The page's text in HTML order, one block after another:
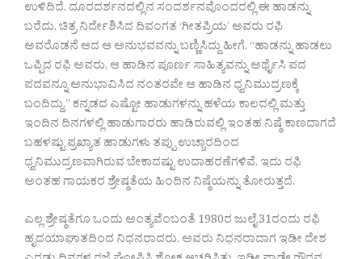
ಉಳಿದಿದೆ. ದೂರದರ್ಶನದಲ್ಲಿನ ಸಂದರ್ಶನವೊಂದರಲ್ಲಿ ಈ ಹಾಡನ್ನು
ಬರೆದು, ಚಿತ್ರ ನಿರ್ದೇಶಿಸಿದ ದಿವಂಗತ ‘ಗೀತಪ್ರಿಯ’ ಅವರು ರಫಿ
ಅವರೊಡನೆ ಆದ ಆ ಅನುಭವವನ್ನು ಬಣ್ಣಿಸಿದ್ದು ಹೀಗೆ. “ಹಾಡನ್ನು ಹಾಡಲು
ಒಪ್ಪಿದ ರಫಿ ಅವರು, ಆ ಹಾಡಿನ ಪೂರ್ಣ ಸಾಹಿತ್ಯವನ್ನು ಅರ್ಥೈಸಿ ಪದ
ಪದವನ್ನೂ ಅನುಭಾವಿಸಿದ ನಂತರವೇ ಆ ಹಾಡಿನ ಧ್ವನಿಮುದ್ರಣಕ್ಕೆ
ಬಂದಿದ್ದು.” ಕನ್ನಡದ ಎಷ್ಟೋ ಹಾಡುಗಳನ್ನು ಹಳೆಯ ಕಾಲದಲ್ಲಿ ಮತ್ತು
ಇಂದಿನ ದಿನಗಳಲ್ಲಿ ಹಾಡುಗಾರರು ಹಾಡಿರುವಲ್ಲಿ ಇಂತಹ ನಿಷ್ಠೆ ಕಾಣದಾಗದೆ
ಬಹಳಷ್ಟು ಪ್ರಖ್ಯಾತ ಹಾಡುಗಳು ತಪ್ಪು ಉಚ್ಚಾರದಿಂದ
ಧ್ವನಿಮುದ್ರಣವಾಗಿರುವ ಬೇಕಾದಷ್ಟು ಉದಾಹರಣೆಗಳಿವೆ. ಇದು ರಫಿ
ಅಂತಹ ಗಾಯಕರ ಶ್ರೇಷ್ಠತೆಯ ಹಿಂದಿನ ನಿಷ್ಠೆಯನ್ನು ತೋರುತ್ತದೆ.
ಎಲ್ಲ ಶ್ರೇಷ್ಠತೆಗೂ ಒಂದು ಅಂತ್ಯವೆಂಬಂತೆ 1980ರ ಜುಲೈ 31ರಂದು ರಫಿ
ಹೃದಯಾಘಾತದಿಂದ ನಿಧನರಾದರು. ಅವರು ನಿಧನರಾದಾಗ ಇಡೀ ದೇಶ